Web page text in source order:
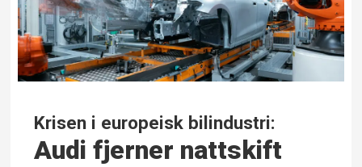
Krisen i europeisk bilindustri:
Audi fjerner nattskift